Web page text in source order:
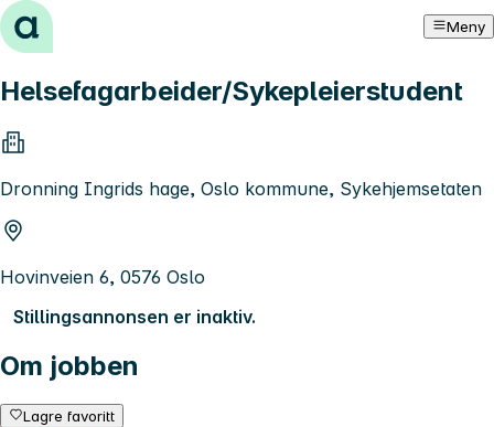
Hopp til innhold Meny
Helsefagarbeider/Sykepleierstudent
Dronning Ingrids hage, Oslo kommune, Sykehjemsetaten
Hovinveien 6, 0576 Oslo
Stillingsannonsen er inaktiv.
Om jobben
Lagre favoritt